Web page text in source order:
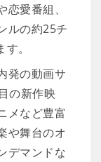
愛番組、
ルの約25チ
。
発の動画サ
の新作映
メなど豊富
や舞台のオ
デマンドな